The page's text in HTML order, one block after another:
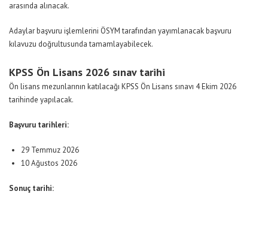
arasında alınacak.
Adaylar başvuru işlemlerini ÖSYM tarafından yayımlanacak başvuru
kılavuzu doğrultusunda tamamlayabilecek.
KPSS Ön Lisans 2026 sınav tarihi
Ön lisans mezunlarının katılacağı KPSS Ön Lisans sınavı 4 Ekim 2026
tarihinde yapılacak.
Başvuru tarihleri:
29 Temmuz 2026
10 Ağustos 2026
Sonuç tarihi: